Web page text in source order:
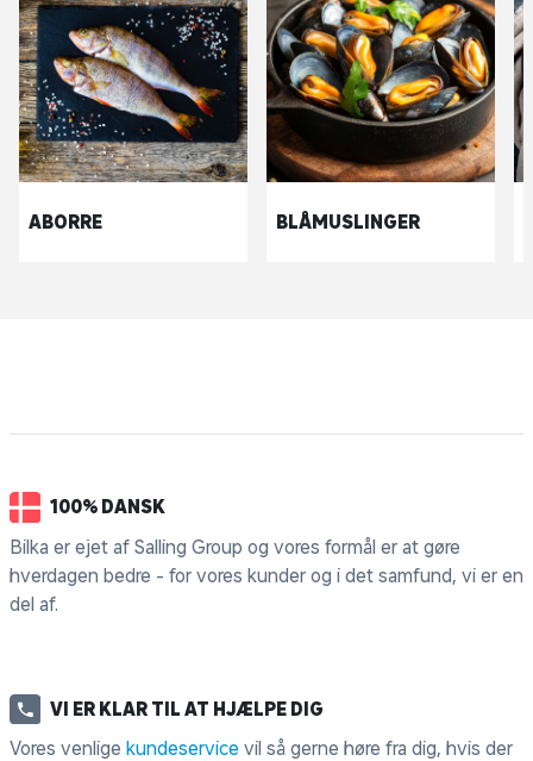
ABORRE BLÅMUSLINGER
100% DANSK
Bilka er ejet af Salling Group og vores formål er at gøre
hverdagen bedre - for vores kunder og i det samfund, vi er en
del af.
VI ER KLAR TIL AT HJÆLPE DIG
Vores venlige kundeservice vil så gerne høre fra dig, hvis der